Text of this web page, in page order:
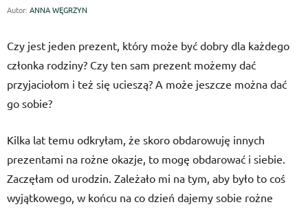
Autor: ANNA WĘGRZYN
Czy jest jeden prezent, który może być dobry dla każdego
członka rodziny? Czy ten sam prezent możemy dać
przyjaciołom i też się ucieszą? A może jeszcze można dać
go sobie?
Kilka lat temu odkryłam, że skoro obdarowuję innych
prezentami na rożne okazje, to mogę obdarować i siebie.
Zaczęłam od urodzin. Zależało mi na tym, aby było to coś
wyjątkowego, w końcu na co dzień dajemy sobie rożne